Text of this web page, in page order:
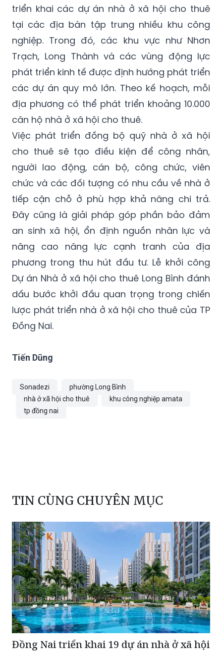
triển khai các dự án nhà ở xã hội cho thuê
tại các địa bàn tập trung nhiều khu công
nghiệp. Trong đó, các khu vực như Nhơn
Trạch, Long Thành và các vùng động lực
phát triển kinh tế được định hướng phát triển
các dự án quy mô lớn. Theo kế hoạch, mỗi
địa phương có thể phát triển khoảng 10.000
căn hộ nhà ở xã hội cho thuê.
Việc phát triển đồng bộ quỹ nhà ở xã hội
cho thuê sẽ tạo điều kiện để công nhân,
người lao động, cán bộ, công chức, viên
chức và các đối tượng có nhu cầu về nhà ở
tiếp cận chỗ ở phù hợp khả năng chi trả.
Đây cũng là giải pháp góp phần bảo đảm
an sinh xã hội, ổn định nguồn nhân lực và
nâng cao năng lực cạnh tranh của địa
phương trong thu hút đầu tư. Lễ khởi công
Dự án Nhà ở xã hội cho thuê Long Bình đánh
dấu bước khởi đầu quan trọng trong chiến
lược phát triển nhà ở xã hội cho thuê của TP
Đồng Nai.
Tiến Dũng
Sonadezi
phường Long Bình
nhà ở xã hội cho thuê
khu công nghiệp amata
tp đồng nai
TIN CÙNG CHUYÊN MỤC
Đồng Nai triển khai 19 dự án nhà ở xã hội